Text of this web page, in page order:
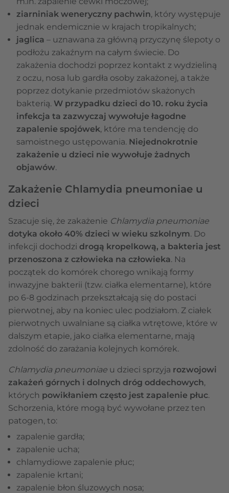
ziarniniak weneryczny pachwin, który występuje
jednak endemicznie w krajach tropikalnych;
jaglica – uznawana za główną przyczynę ślepoty o
podłożu zakaźnym na całym świecie. Do
zakażenia dochodzi poprzez kontakt z wydzieliną
z oczu, nosa lub gardła osoby zakażonej, a także
poprzez dotykanie przedmiotów skażonych
bakterią. W przypadku dzieci do 10. roku życia
infekcja ta zazwyczaj wywołuje łagodne
zapalenie spojówek, które ma tendencję do
samoistnego ustępowania. Niejednokrotnie
zakażenie u dzieci nie wywołuje żadnych
objawów.
Zakażenie Chlamydia pneumoniae u
dzieci
Szacuje się, że zakażenie Chlamydia pneumoniae
dotyka około 40% dzieci w wieku szkolnym. Do
infekcji dochodzi drogą kropelkową, a bakteria jest
przenoszona z człowieka na człowieka. Na
początek do komórek chorego wnikają formy
inwazyjne bakterii (tzw. ciałka elementarne), które
po 6-8 godzinach przekształcają się do postaci
pierwotnej, aby na koniec ulec podziałom. Z ciałek
pierwotnych uwalniane są ciałka wtrętowe, które w
dalszym etapie, jako ciałka elementarne, mają
zdolność do zarażania kolejnych komórek.
Chlamydia pneumoniae u dzieci sprzyja rozwojowi
zakażeń górnych i dolnych dróg oddechowych,
których powikłaniem często jest zapalenie płuc.
Schorzenia, które mogą być wywołane przez ten
patogen, to:
zapalenie gardła;
zapalenie ucha;
chlamydiowe zapalenie płuc;
zapalenie krtani;
zapalenie błon śluzowych nosa;